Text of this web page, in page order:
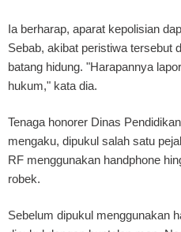
Ia berharap, aparat kepolisian
Sebab, akibat peristiwa tersebut
batang hidung. "Harapannya
hukum," kata dia.
Tenaga honorer Dinas
mengaku, dipukul salah satu
RF menggunakan handphone
robek.
Sebelum dipukul menggunakan